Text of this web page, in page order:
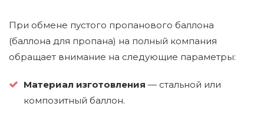
При обмене пустого пропанового баллона
(баллона для пропана) на полный компания
обращает внимание на следующие параметры:
Материал изготовления — стальной или
композитный баллон.